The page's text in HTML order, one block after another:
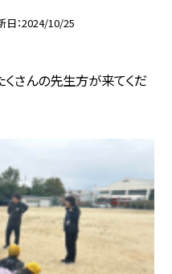
日 2024/10/25
さんの先生方が来てくだ